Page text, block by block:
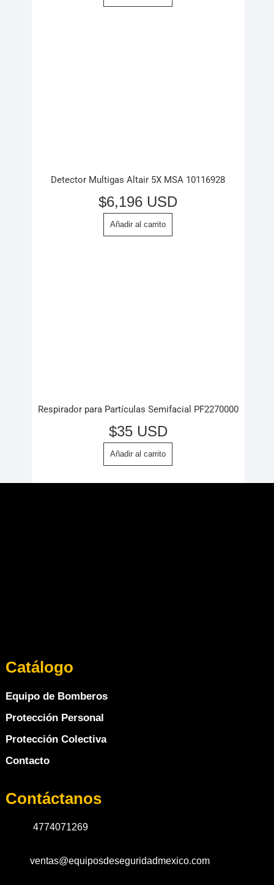
Detector Multigas Altair 5X MSA 10116928
$6,196 USD
Añadir al carrito
Respirador para Partículas Semifacial PF2270000
$35 USD
Añadir al carrito
Catálogo
Equipo de Bomberos
Protección Personal
Protección Colectiva
Contacto
Contáctanos
4774071269
ventas@equiposdeseguridadmexico.com